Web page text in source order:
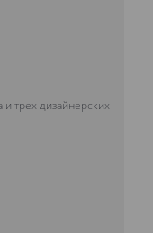
трех дизайнерских